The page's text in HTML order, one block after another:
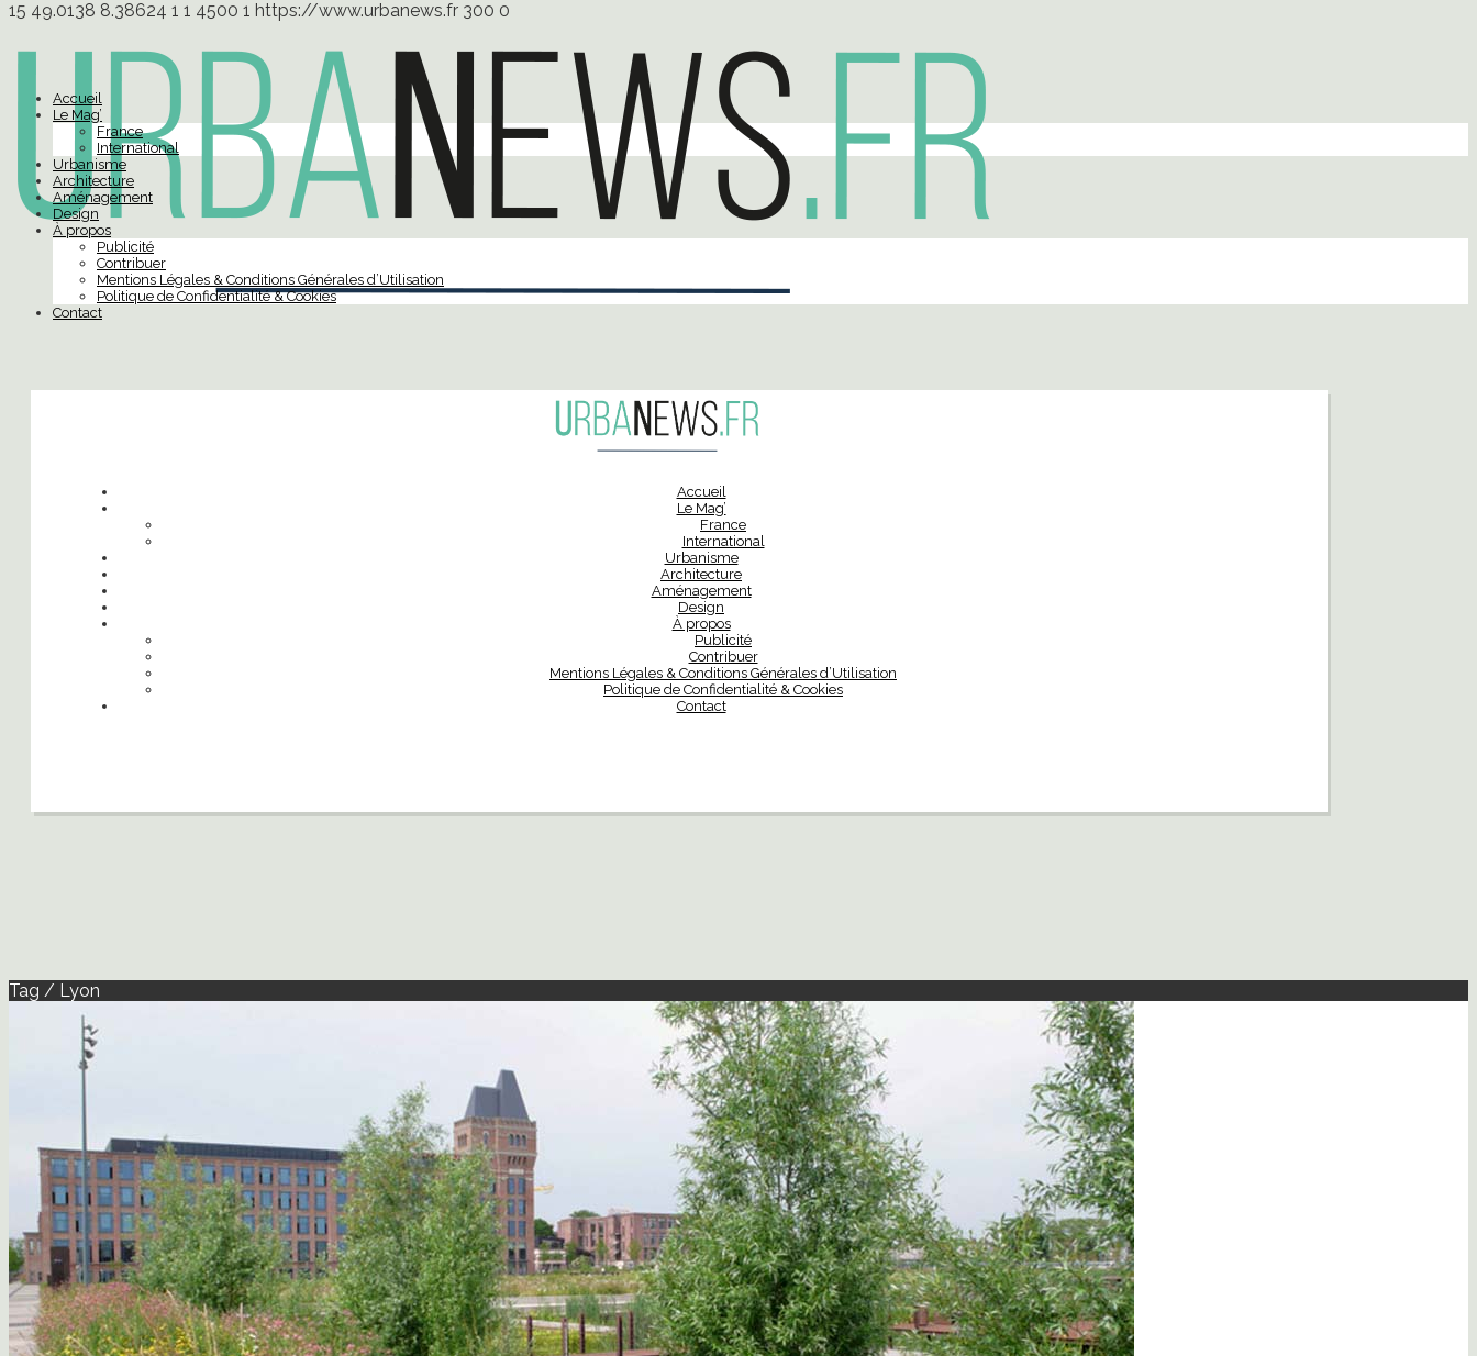
15 49.0138 8.38624 1 1 4500 1 https://www.urbanews.fr 300 0
Accueil
Le Mag’
France
International
Urbanisme
Architecture
Aménagement
Design
À propos
Publicité
Contribuer
Mentions Légales & Conditions Générales d’Utilisation
Politique de Confidentialité & Cookies
Contact
Accueil
Le Mag’
France
International
Urbanisme
Architecture
Aménagement
Design
À propos
Publicité
Contribuer
Mentions Légales & Conditions Générales d’Utilisation
Politique de Confidentialité & Cookies
Contact
Tag / Lyon